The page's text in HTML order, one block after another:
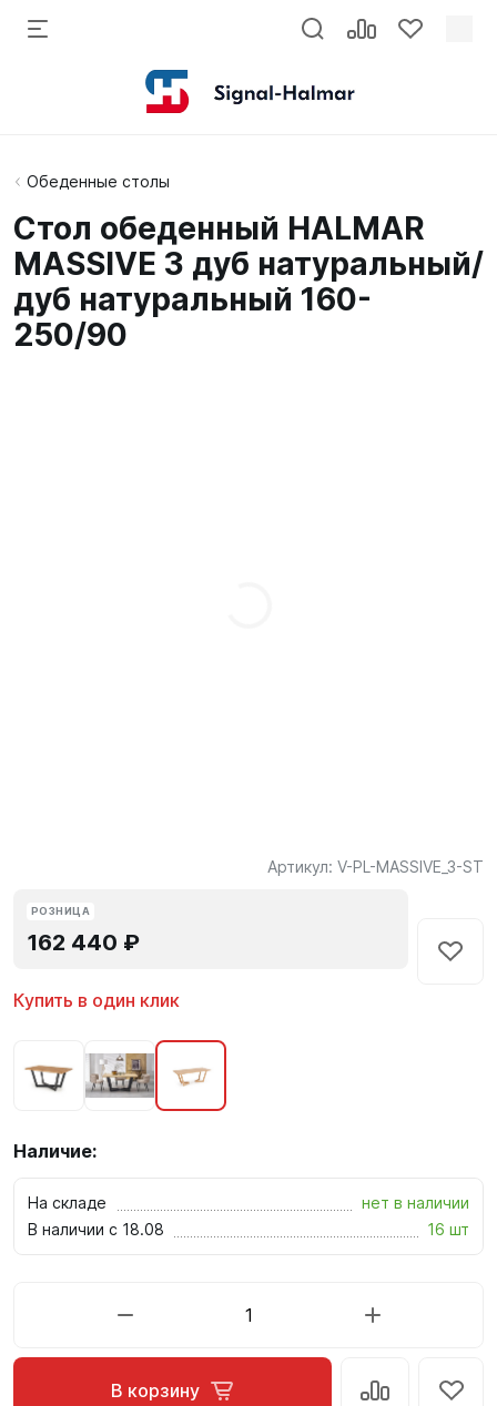
Обеденные столы
Стол обеденный HALMAR
MASSIVE 3 дуб натуральный/
дуб натуральный 160-
250/90
Артикул: V-PL-MASSIVE_3-ST
РОЗНИЦА
162 440 ₽
Купить в один клик
Наличие:
На складе
нет в наличии
В наличии с 18.08
16 шт
В корзину